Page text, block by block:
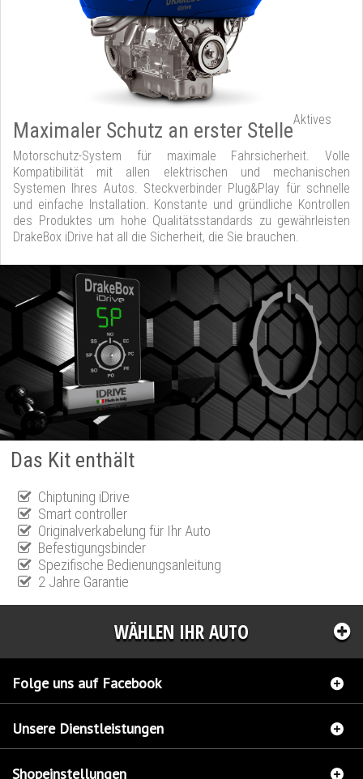
Maximaler Schutz an erster StelleAktives
Motorschutz-System für maximale Fahrsicherheit. Volle
Kompatibilität mit allen elektrischen und mechanischen
Systemen Ihres Autos. Steckverbinder Plug&Play für schnelle
und einfache Installation. Konstante und gründliche Kontrollen
des Produktes um hohe Qualitätsstandards zu gewährleisten
DrakeBox iDrive hat all die Sicherheit, die Sie brauchen.
Das Kit enthält
Chiptuning iDrive
Smart controller
Originalverkabelung für Ihr Auto
Befestigungsbinder
Spezifische Bedienungsanleitung
2 Jahre Garantie
WÄHLEN IHR AUTO
Folge uns auf Facebook
Unsere Dienstleistungen
Shopeinstellungen